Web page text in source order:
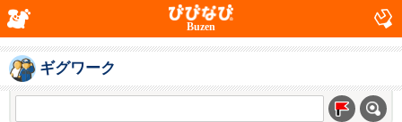
Buzen
ギグワーク